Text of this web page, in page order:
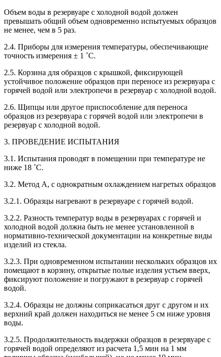
Объем воды в резервуаре с холодной водой должен
превышать общий объем одновременно испытуемых образцов
не менее, чем в 5 раз.
2.4. Приборы для измерения температуры, обеспечивающие
точность измерения ± 1 ˚С.
2.5. Корзина для образцов с крышкой, фиксирующей
устойчивое положение образцов при переносе из резервуара с
горячей водой или электропечи в резервуар с холодной водой.
2.6. Щипцы или другое приспособление для переноса
образцов из резервуара с горячей водой или электропечи в
резервуар с холодной водой.
3. ПРОВЕДЕНИЕ ИСПЫТАНИЯ
3.1. Испытания проводят в помещении при температуре не
ниже 18 ˚С.
3.2. Метод А, с однократным охлаждением нагретых образцов
3.2.1. Образцы нагревают в резервуаре с горячей водой.
3.2.2. Разность температур воды в резервуарах с горячей и
холодной водой должна быть не менее установленной в
нормативно-технической документации на конкретные виды
изделий из стекла.
3.2.3. При одновременном испытании нескольких образцов их
помещают в корзину, открытые полые изделия устьем вверх,
фиксируют положение и погружают в резервуар с горячей
водой.
3.2.4. Образцы не должны соприкасаться друг с другом и их
верхний край должен находиться не менее 5 см ниже уровня
воды.
3.2.5. Продолжительность выдержки образцов в резервуаре с
горячей водой определяют из расчета 1,5 мин на 1 мм